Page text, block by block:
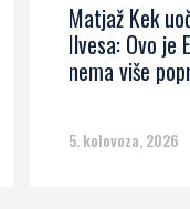
Matjaž Kek
Ilvesa: Ovo je
nema više
5. kolovoza, 2026